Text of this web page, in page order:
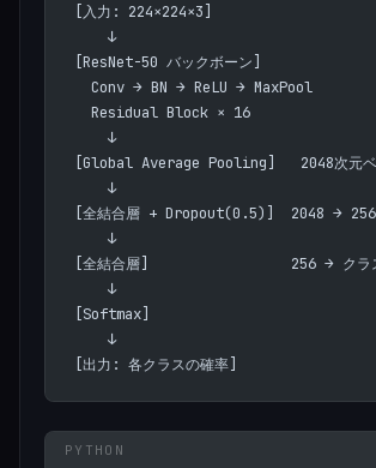
[入力: 224×224×3]
    ↓
[ResNet-50 バックボーン]
  Conv → BN → ReLU → MaxPool
  Residual Block × 16
    ↓
[Global Average Pooling]   2048次元ベ
    ↓
[全結合層 + Dropout(0.5)]  2048 → 256
    ↓
[全結合層]                 256 → クラ
    ↓
[Softmax]
    ↓
[出力: 各クラスの確率]